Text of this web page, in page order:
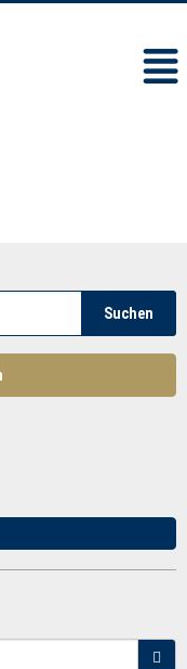
Suchen